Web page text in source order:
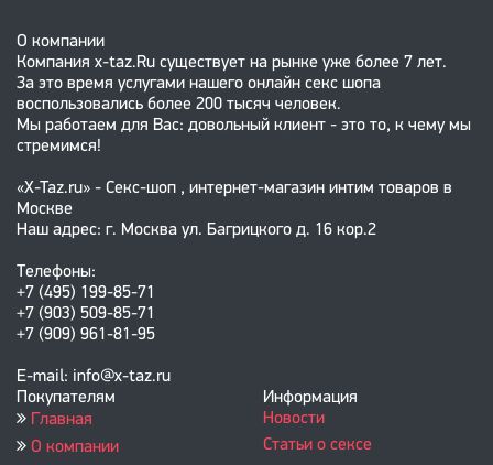
О компании
Компания x-taz.Ru существует на рынке уже более 7 лет.
За это время услугами нашего онлайн секс шопа
воспользовались более 200 тысяч человек.
Мы работаем для Вас: довольный клиент - это то, к чему мы
стремимся!
«X-Taz.ru» - Секс-шоп , интернет-магазин интим товаров в
Москве
Наш адрес: г. Москва ул. Багрицкого д. 16 кор.2
Телефоны:
+7 (495) 199-85-71
+7 (903) 509-85-71
+7 (909) 961-81-95
E-mail: info@x-taz.ru
Покупателям
Главная
О компании
Информация
Новости
Статьи о сексе